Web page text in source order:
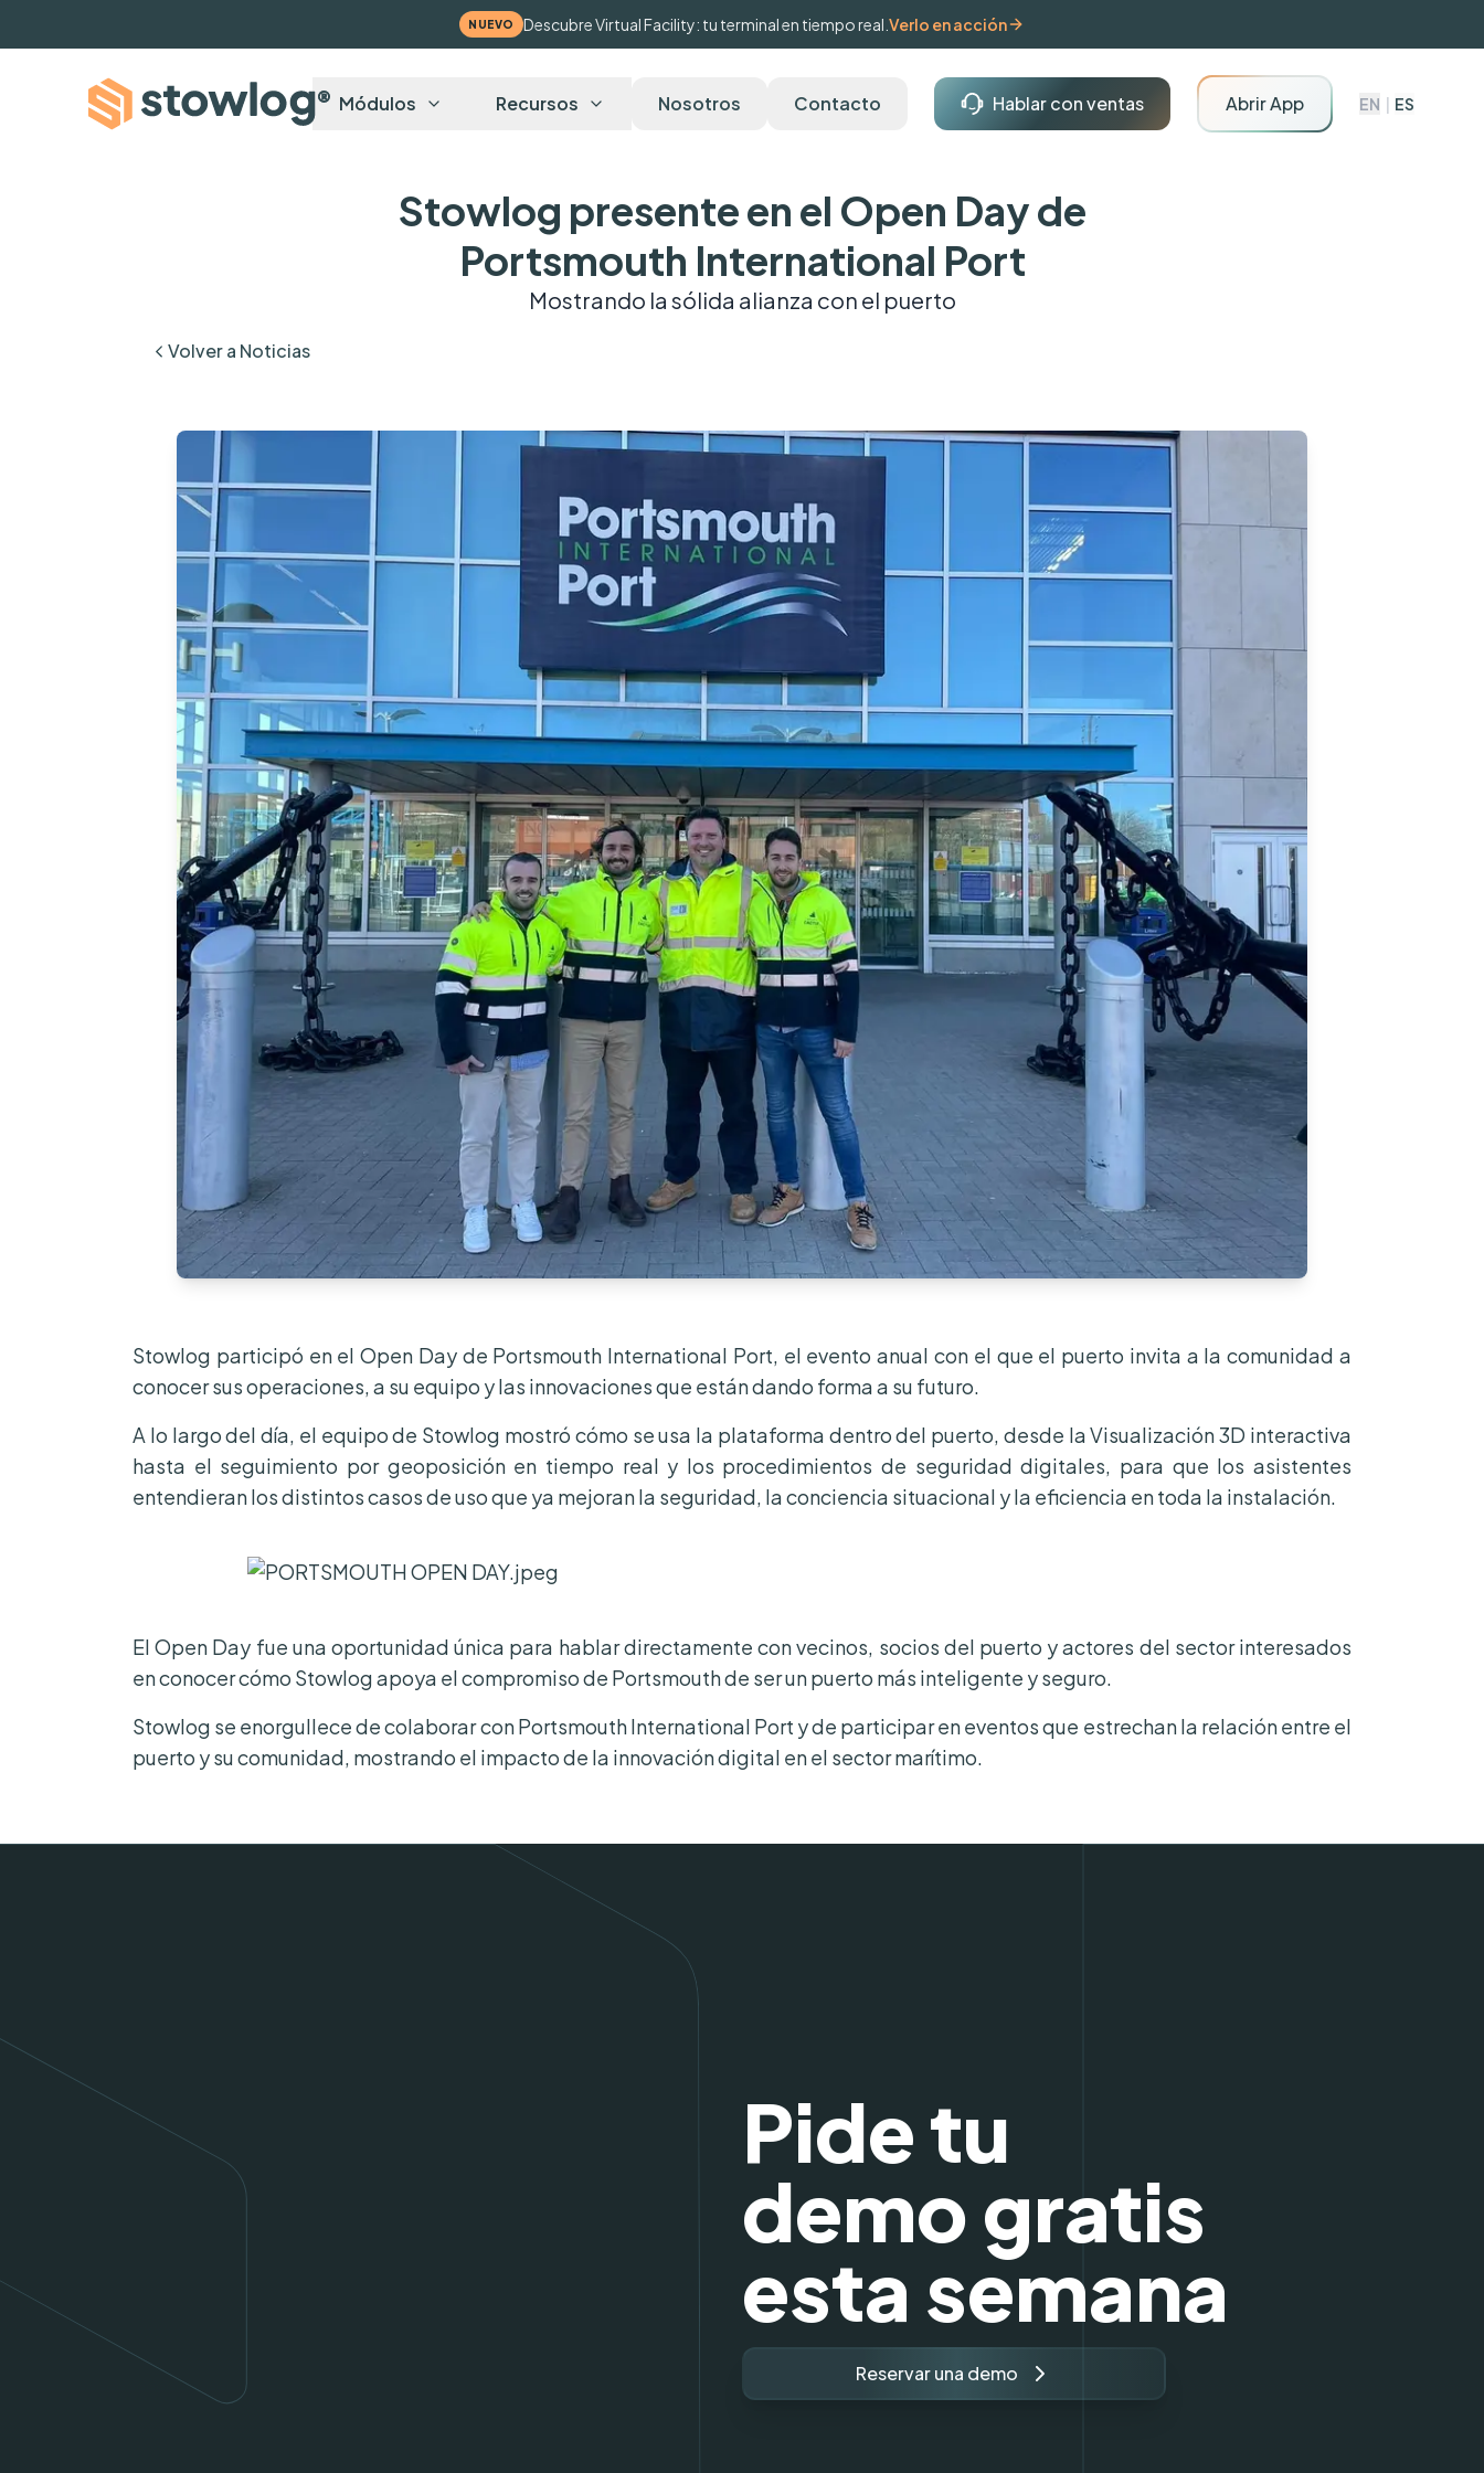
NUEVO Descubre Virtual Facility: tu terminal en tiempo real. Verlo en acción
Módulos Recursos Nosotros Contacto Hablar con ventas Abrir App EN | ES
Stowlog presente en el Open Day de
Portsmouth International Port
Mostrando la sólida alianza con el puerto
Volver a Noticias
Stowlog participó en el Open Day de Portsmouth International Port, el evento anual con el que el puerto invita a la comunidad a
conocer sus operaciones, a su equipo y las innovaciones que están dando forma a su futuro.
A lo largo del día, el equipo de Stowlog mostró cómo se usa la plataforma dentro del puerto, desde la Visualización 3D interactiva
hasta el seguimiento por geoposición en tiempo real y los procedimientos de seguridad digitales, para que los asistentes
entendieran los distintos casos de uso que ya mejoran la seguridad, la conciencia situacional y la eficiencia en toda la instalación.
El Open Day fue una oportunidad única para hablar directamente con vecinos, socios del puerto y actores del sector interesados
en conocer cómo Stowlog apoya el compromiso de Portsmouth de ser un puerto más inteligente y seguro.
Stowlog se enorgullece de colaborar con Portsmouth International Port y de participar en eventos que estrechan la relación entre el
puerto y su comunidad, mostrando el impacto de la innovación digital en el sector marítimo.
Pide tu
demo gratis
esta semana
Reservar una demo